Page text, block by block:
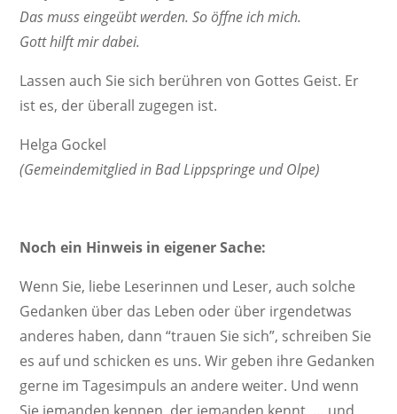
Das muss eingeübt werden. So öffne ich mich.
Gott hilft mir dabei.
Lassen auch Sie sich berühren von Gottes Geist. Er
ist es, der überall zugegen ist.
Helga Gockel
(Gemein­de­mit­glied in Bad Lipp­springe und Olpe)
Noch ein Hinweis in eigener Sache:
Wenn Sie, liebe Lese­rinnen und Leser, auch solche
Gedanken über das Leben oder über irgend­etwas
anderes haben, dann “trauen Sie sich”, schreiben Sie
es auf und schi­cken es uns. Wir geben ihre Gedanken
gerne im Tages­im­puls an andere weiter. Und wenn